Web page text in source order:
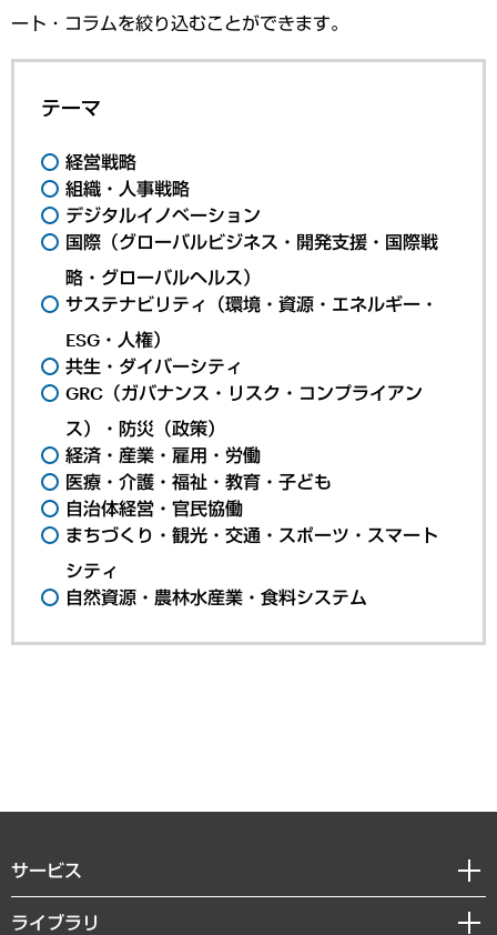
ート・コラムを絞り込むことができます。
テーマ
経営戦略
組織・人事戦略
デジタルイノベーション
国際（グローバルビジネス・開発支援・国際戦
略・グローバルヘルス）
サステナビリティ（環境・資源・エネルギー・
ESG・人権）
共生・ダイバーシティ
GRC（ガバナンス・リスク・コンプライアン
ス）・防災（政策）
経済・産業・雇用・労働
医療・介護・福祉・教育・子ども
自治体経営・官民協働
まちづくり・観光・交通・スポーツ・スマート
シティ
自然資源・農林水産業・食料システム
サービス
経営戦略
ライブラリ